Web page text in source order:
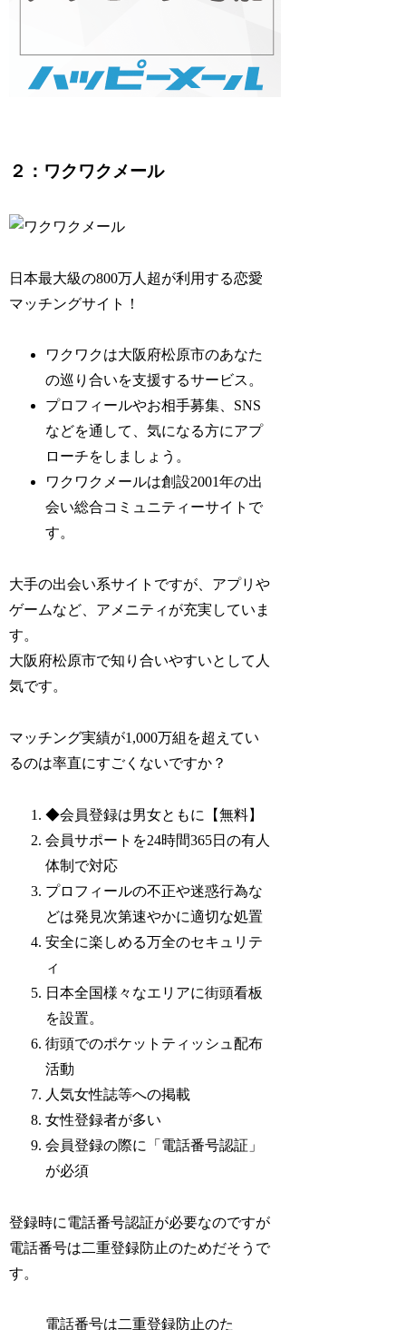
２：ワクワクメール
日本最大級の800万人超が利用する恋愛
マッチングサイト！
ワクワクは大阪府松原市のあなた
の巡り合いを支援するサービス。
プロフィールやお相手募集、SNS
などを通して、気になる方にアプ
ローチをしましょう。
ワクワクメールは創設2001年の出
会い総合コミュニティーサイトで
す。
大手の出会い系サイトですが、アプリや
ゲームなど、アメニティが充実していま
す。
大阪府松原市で知り合いやすいとして人
気です。
マッチング実績が1,000万組を超えてい
るのは率直にすごくないですか？
◆会員登録は男女ともに【無料】
会員サポートを24時間365日の有人
体制で対応
プロフィールの不正や迷惑行為な
どは発見次第速やかに適切な処置
安全に楽しめる万全のセキュリテ
ィ
日本全国様々なエリアに街頭看板
を設置。
街頭でのポケットティッシュ配布
活動
人気女性誌等への掲載
女性登録者が多い
会員登録の際に「電話番号認証」
が必須
登録時に電話番号認証が必要なのですが
電話番号は二重登録防止のためだそうで
す。
電話番号は二重登録防止のた